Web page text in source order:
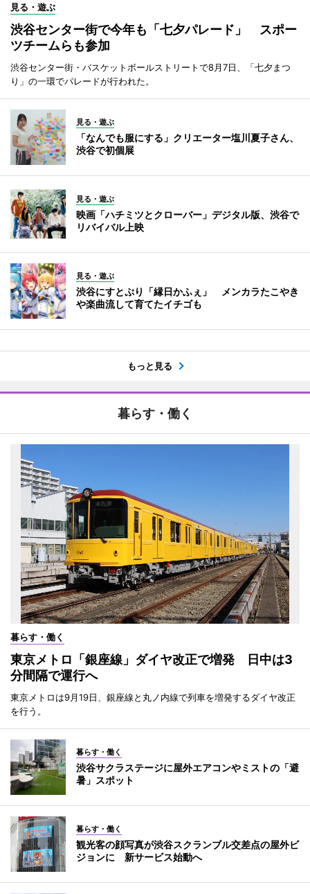
見る・遊ぶ
渋谷センター街で今年も「七夕パレード」 スポー
ツチームらも参加
渋谷センター街・バスケットボールストリートで8月7日、「七夕まつ
り」の一環でパレードが行われた。
見る・遊ぶ
「なんでも服にする」クリエーター塩川夏子さん、
渋谷で初個展
見る・遊ぶ
映画「ハチミツとクローバー」デジタル版、渋谷で
リバイバル上映
見る・遊ぶ
渋谷にすとぷり「縁日かふぇ」 メンカラたこやき
や楽曲流して育てたイチゴも
もっと見る
暮らす・働く
暮らす・働く
東京メトロ「銀座線」ダイヤ改正で増発 日中は3
分間隔で運行へ
東京メトロは9月19日、銀座線と丸ノ内線で列車を増発するダイヤ改正
を行う。
暮らす・働く
渋谷サクラステージに屋外エアコンやミストの「避
暑」スポット
暮らす・働く
観光客の顔写真が渋谷スクランブル交差点の屋外ビ
ジョンに 新サービス始動へ